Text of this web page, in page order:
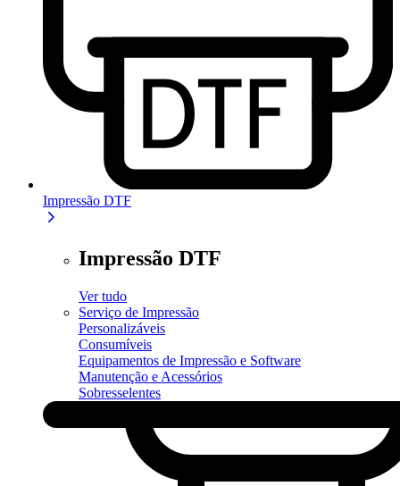
Impressão DTF
Impressão DTF
Ver tudo
Serviço de Impressão
Personalizáveis
Consumíveis
Equipamentos de Impressão e Software
Manutenção e Acessórios
Sobresselentes